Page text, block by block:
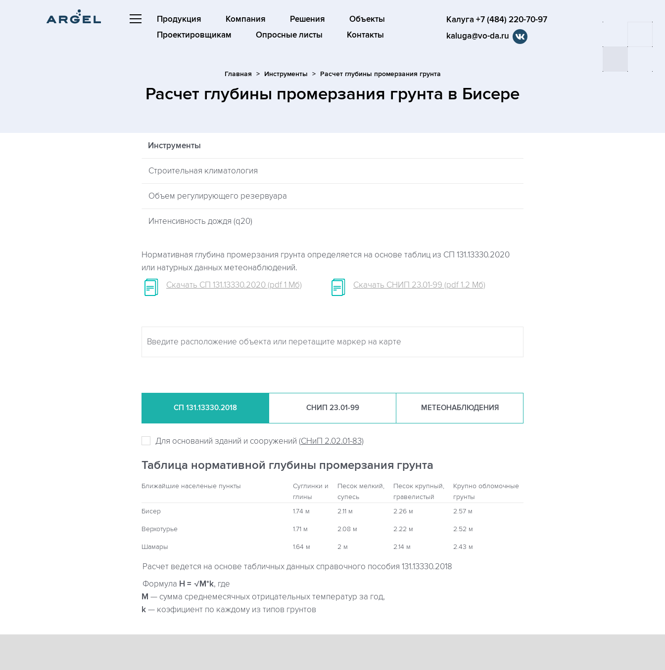
Продукция Компания Решения
Объекты
Проектировщикам
Опросные листы Контакты
Калуга +7 (484) 220-70-97
kaluga@vo-da.ru
Главная Инструменты Расчет глубины промерзания грунта
Расчет глубины промерзания грунта в Бисере
Инструменты
Строительная климатология
Объем регулирующего резервуара
Интенсивность дождя (q20)
Нормативная глубина промерзания грунта определяется на основе таблиц из СП 131.13330.2020
или натурных данных метеонаблюдений.
Скачать СП 131.13330.2020 (pdf 1 Мб)
Скачать СНИП 23.01-99 (pdf 1.2 Мб)
СП 131.13330.2018 СНИП 23.01-99 МЕТЕОНАБЛЮДЕНИЯ
Для оснований зданий и сооружений (СНиП 2.02.01-83)
Таблица нормативной глубины промерзания грунта
Ближайшие населеные пункты
Суглинки и
глины
Песок мелкий,
супесь
Песок крупный,
гравелистый
Крупно обломочные
грунты
Бисер
1.74 м 2.11 м 2.26 м 2.57 м
Верхотурье 1.71 м 2.08 м 2.22 м 2.52 м
Шамары 1.64 м 2 м 2.14 м 2.43 м
Расчет ведется на основе табличных данных справочного пособия 131.13330.2018
Формула H = √M*k, где
М — сумма среднемесячных отрицательных температур за год,
k — коэфициент по каждому из типов грунтов